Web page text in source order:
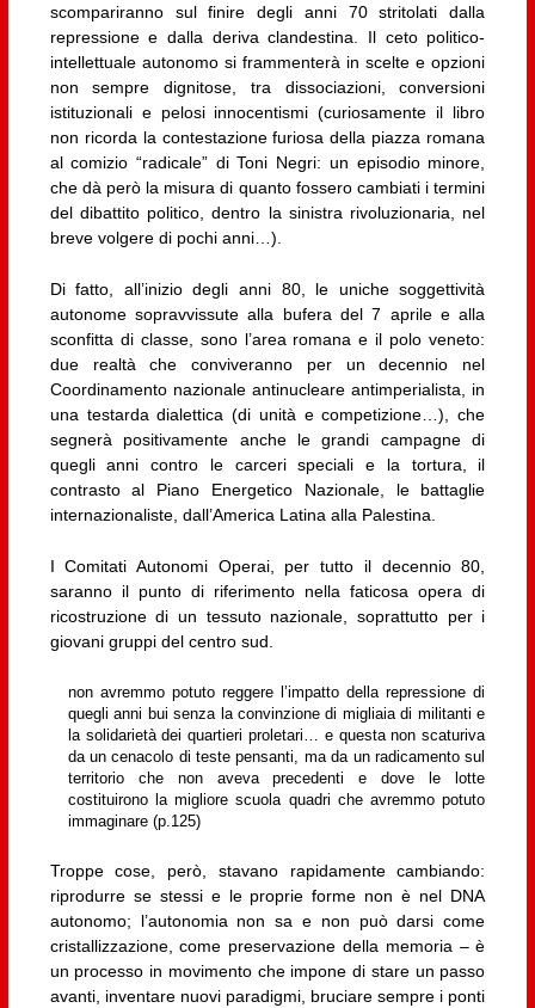
scompariranno sul finire degli anni 70 stritolati dalla
repressione e dalla deriva clandestina. Il ceto politico-
intellettuale autonomo si frammenterà in scelte e opzioni
non sempre dignitose, tra dissociazioni, conversioni
istituzionali e pelosi innocentismi (curiosamente il libro
non ricorda la contestazione furiosa della piazza romana
al comizio “radicale” di Toni Negri: un episodio minore,
che dà però la misura di quanto fossero cambiati i termini
del dibattito politico, dentro la sinistra rivoluzionaria, nel
breve volgere di pochi anni…).
Di fatto, all’inizio degli anni 80, le uniche soggettività
autonome sopravvissute alla bufera del 7 aprile e alla
sconfitta di classe, sono l’area romana e il polo veneto:
due realtà che conviveranno per un decennio nel
Coordinamento nazionale antinucleare antimperialista, in
una testarda dialettica (di unità e competizione…), che
segnerà positivamente anche le grandi campagne di
quegli anni contro le carceri speciali e la tortura, il
contrasto al Piano Energetico Nazionale, le battaglie
internazionaliste, dall’America Latina alla Palestina.
I Comitati Autonomi Operai, per tutto il decennio 80,
saranno il punto di riferimento nella faticosa opera di
ricostruzione di un tessuto nazionale, soprattutto per i
giovani gruppi del centro sud.
non avremmo potuto reggere l’impatto della repressione di
quegli anni bui senza la convinzione di migliaia di militanti e
la solidarietà dei quartieri proletari… e questa non scaturiva
da un cenacolo di teste pensanti, ma da un radicamento sul
territorio che non aveva precedenti e dove le lotte
costituirono la migliore scuola quadri che avremmo potuto
immaginare (p.125)
Troppe cose, però, stavano rapidamente cambiando:
riprodurre se stessi e le proprie forme non è nel DNA
autonomo; l’autonomia non sa e non può darsi come
cristallizzazione, come preservazione della memoria – è
un processo in movimento che impone di stare un passo
avanti, inventare nuovi paradigmi, bruciare sempre i ponti